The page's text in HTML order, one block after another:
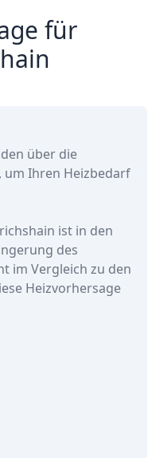
für
über die
Ihren Heizbedarf
ist in den
des
im Vergleich zu den
Heizvorhersage